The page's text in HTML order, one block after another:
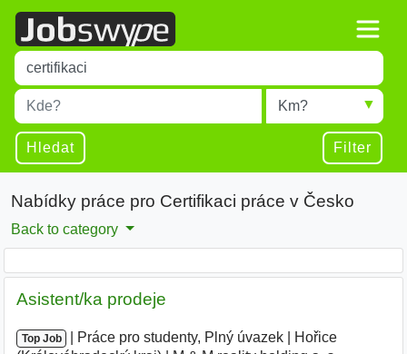
Title
Type 1 or more characters for results.
Místo
Type 1 or more characters for results.
Radius
Hledat Filter
Nabídky práce pro Certifikaci práce v Česko
Back to category
Asistent/ka prodeje
Top Job Práce pro studenty, Plný úvazek
Hořice